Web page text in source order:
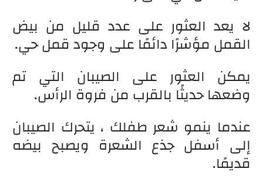
لا يعد العثور على عدد قليل من بيض
القمل مؤشرًا دائمًا على وجود قمل حي.
يمكن العثور على الصيبان التي تم
وضعها حديثًا بالقرب من فروة الرأس.
عندما ينمو شعر طفلك ، يتحرك الصيبان
إلى أسفل جذع الشعرة ويصبح بيضه
قديمًا.